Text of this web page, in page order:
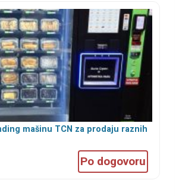
mašinu TCN za prodaju raznih
Po dogovoru